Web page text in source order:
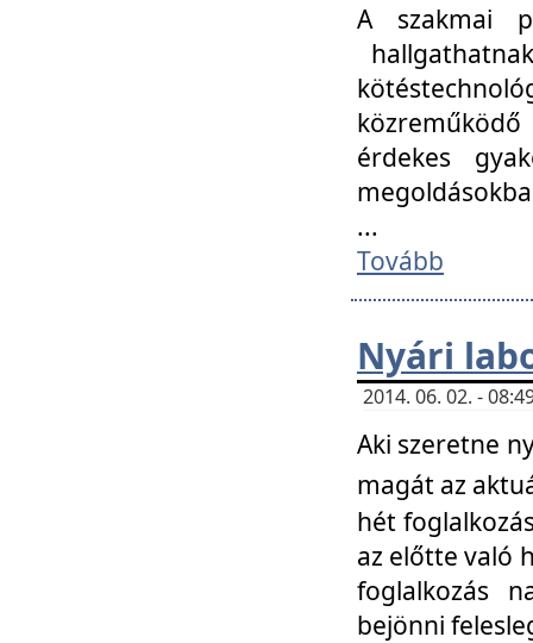
A szakmai
érdekes
...
Tovább
Nyári
2014. 06. 02. -
Aki szeretne
magát az
hét
az előtte való
foglalkozás
bejönni